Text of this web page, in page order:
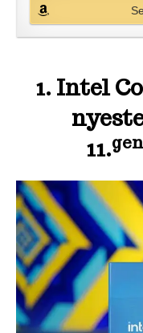
1. Intel
11.